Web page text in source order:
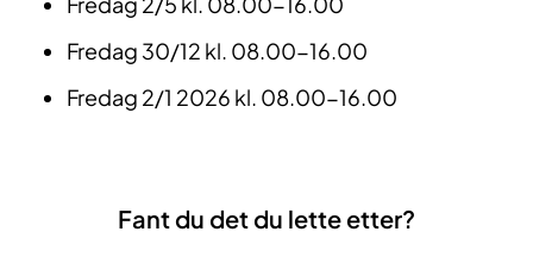
Fredag 30/12 kl. 08.00-16.00
Fredag 2/1 2026 kl. 08.00-16.00
Fant du det du lette etter?